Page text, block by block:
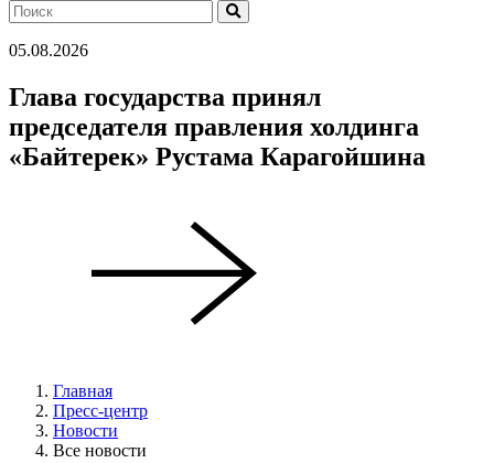
05.08.2026
Глава государства принял
председателя правления холдинга
«Байтерек» Рустама Карагойшина
Главная
Пресс-центр
Новости
Все новости